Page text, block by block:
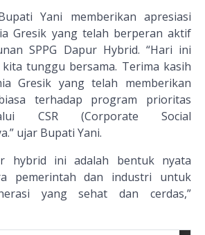
Yani memberikan apresiasi
Gresik yang telah berperan aktif
SPPG Dapur Hybrid. “Hari ini
tunggu bersama. Terima kasih
Gresik yang telah memberikan
terhadap program prioritas
CSR (Corporate Social
ujar Bupati Yani.
hybrid ini adalah bentuk nyata
pemerintah dan industri untuk
yang sehat dan cerdas,”